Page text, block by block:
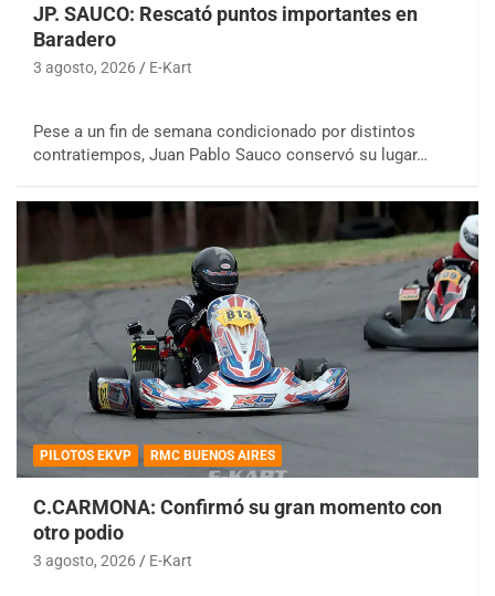
JP. SAUCO: Rescató puntos importantes en
Baradero
3 agosto, 2026 E-Kart
Pese a un fin de semana condicionado por distintos
contratiempos, Juan Pablo Sauco conservó su lugar…
PILOTOS EKVP RMC BUENOS AIRES
C.CARMONA: Confirmó su gran momento con
otro podio
3 agosto, 2026 E-Kart